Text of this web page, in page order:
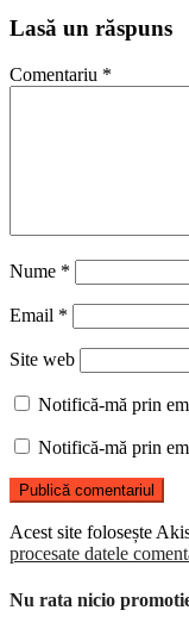
Lasă un răspuns
Comentariu *
Nume *
Email *
Site web
Notifică-mă prin
Notifică-mă prin
Acest site folosește
procesate datele
Nu rata nicio